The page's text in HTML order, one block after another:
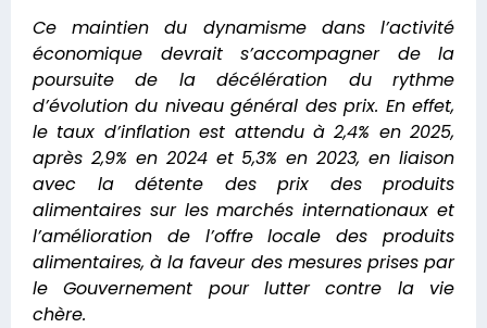
Ce maintien du dynamisme dans l’activité
économique devrait s’accompagner de la
poursuite de la décélération du rythme
d’évolution du niveau général des prix. En effet,
le taux d’inflation est attendu à 2,4% en 2025,
après 2,9% en 2024 et 5,3% en 2023, en liaison
avec la détente des prix des produits
alimentaires sur les marchés internationaux et
l’amélioration de l’offre locale des produits
alimentaires, à la faveur des mesures prises par
le Gouvernement pour lutter contre la vie
chère.